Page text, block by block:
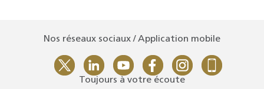
Nos réseaux sociaux / Application mobile
Toujours à votre écoute